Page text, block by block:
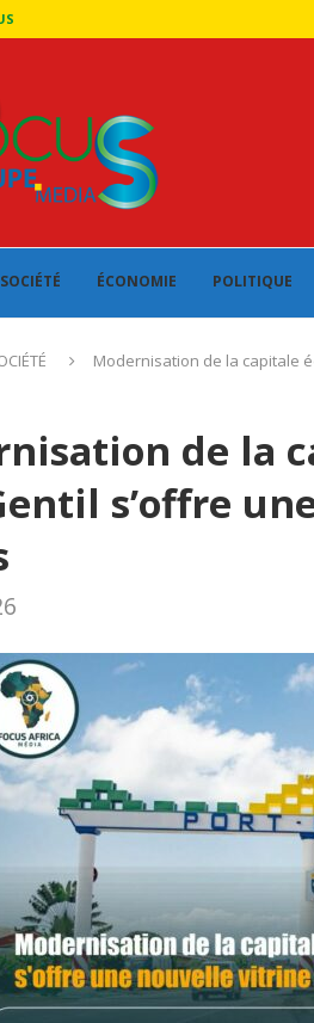
SOCIÉTÉ ÉCONOMIE POLITIQUE
Modernisation de la capitale
de la
s’offre